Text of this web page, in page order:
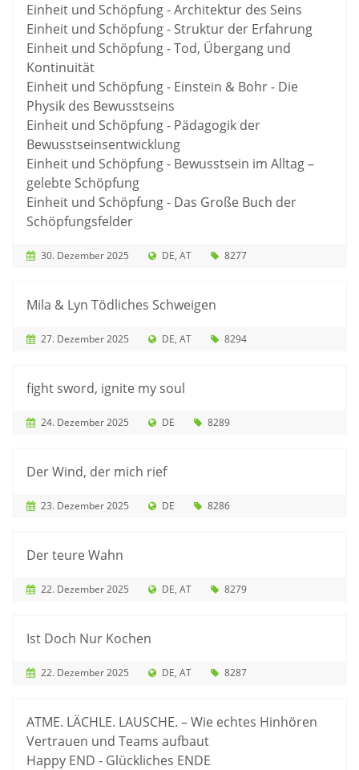
Einheit und Schöpfung - Architektur des Seins
Einheit und Schöpfung - Struktur der Erfahrung
Einheit und Schöpfung - Tod, Übergang und
Kontinuität
Einheit und Schöpfung - Einstein & Bohr - Die
Physik des Bewusstseins
Einheit und Schöpfung - Pädagogik der
Bewusstseinsentwicklung
Einheit und Schöpfung - Bewusstsein im Alltag –
gelebte Schöpfung
Einheit und Schöpfung - Das Große Buch der
Schöpfungsfelder
30. Dezember 2025 DE AT 8277
Mila & Lyn Tödliches Schweigen
27. Dezember 2025 DE AT 8294
fight sword, ignite my soul
24. Dezember 2025 DE 8289
Der Wind, der mich rief
23. Dezember 2025 DE 8286
Der teure Wahn
22. Dezember 2025 DE AT 8279
Ist Doch Nur Kochen
22. Dezember 2025 DE AT 8287
ATME. LÄCHLE. LAUSCHE. – Wie echtes Hinhören
Vertrauen und Teams aufbaut
Happy END - Glückliches ENDE